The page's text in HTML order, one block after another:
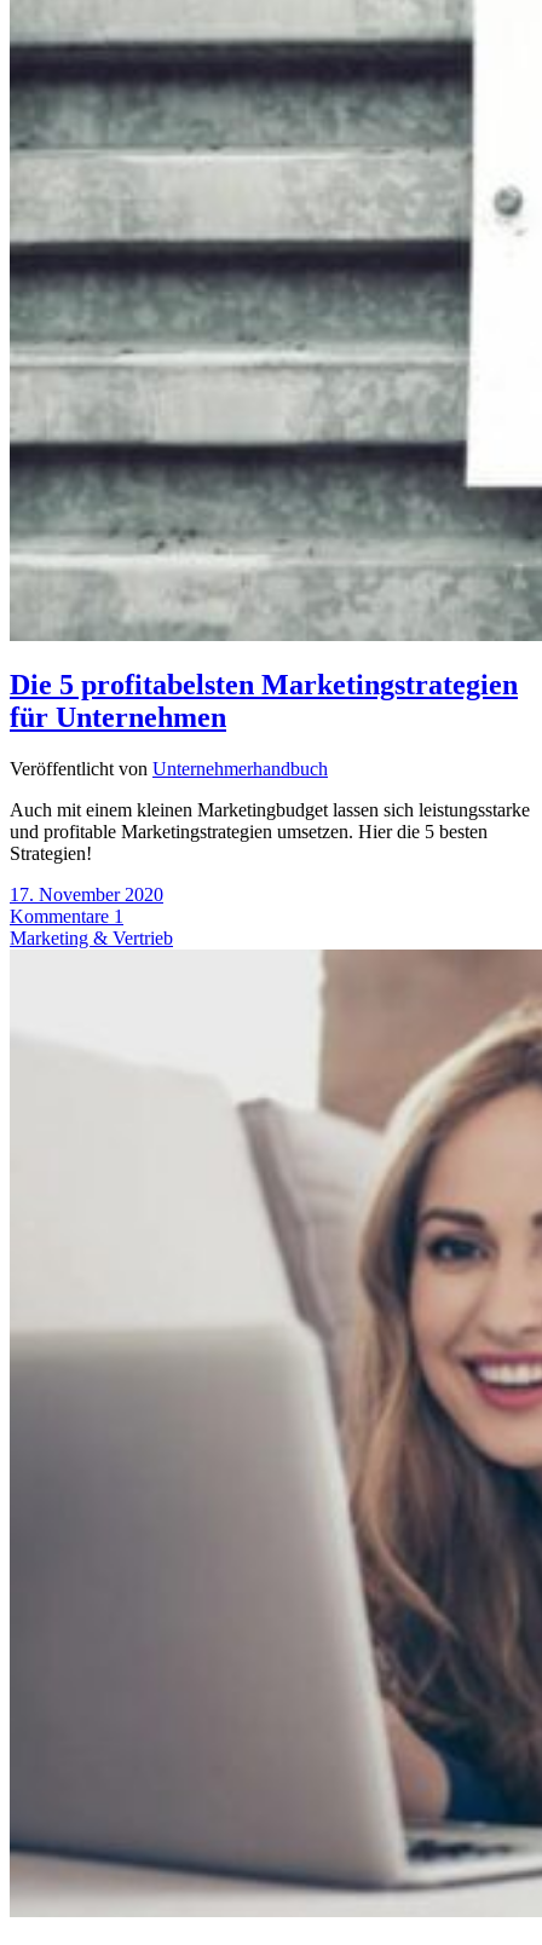
Die 5 profitabelsten Marketingstrategien
für Unternehmen
Veröffentlicht von Unternehmerhandbuch
Auch mit einem kleinen Marketingbudget lassen sich leistungsstarke
und profitable Marketingstrategien umsetzen. Hier die 5 besten
Strategien!
17. November 2020
Kommentare 1
Marketing & Vertrieb